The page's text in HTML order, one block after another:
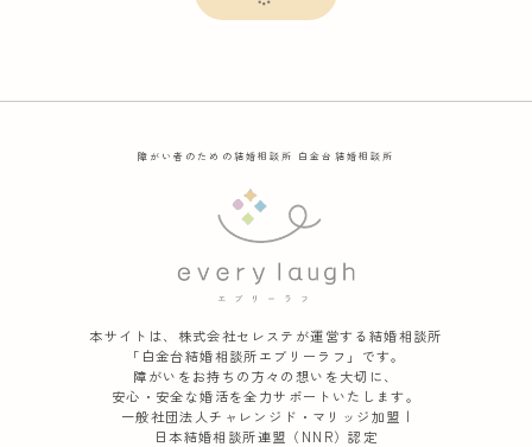
障がい者のための結婚相談所 白金台結婚相談所
本サイトは、株式会社セレステが運営する結婚相談所
「白金台結婚相談所エブリーラフ」です。
障がいをお持ちの方々の想いを大切に、
安心・安全な婚活を全力サポートいたします。
一般社団法人チャレンジド・マリッジ加盟 |
日本結婚相談所連盟（NNR）認定